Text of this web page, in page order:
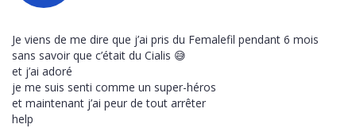
Je viens de me dire que j’ai pris du Femalefil pendant 6 mois
sans savoir que c’était du Cialis 😅
et j’ai adoré
je me suis senti comme un super-héros
et maintenant j’ai peur de tout arrêter
help